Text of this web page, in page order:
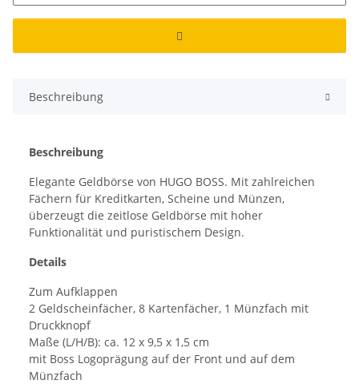
Beschreibung
Beschreibung
Elegante Geldbörse von HUGO BOSS. Mit zahlreichen
Fächern für Kreditkarten, Scheine und Münzen,
überzeugt die zeitlose Geldbörse mit hoher
Funktionalität und puristischem Design.
Details
Zum Aufklappen
2 Geldscheinfächer, 8 Kartenfächer, 1 Münzfach mit
Druckknopf
Maße (L/H/B): ca. 12 x 9,5 x 1,5 cm
mit Boss Logoprägung auf der Front und auf dem
Münzfach